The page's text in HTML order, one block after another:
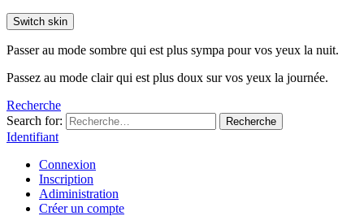
Switch skin
Passer au mode sombre qui est plus sympa pour vos yeux la nuit.
Passez au mode clair qui est plus doux sur vos yeux la journée.
Recherche
Search for:
Recherche
Identifiant
Connexion
Inscription
Adiministration
Créer un compte